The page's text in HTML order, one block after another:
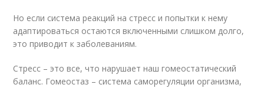
Но если система реакций на стресс и попытки к нему
адаптироваться остаются включенными слишком долго,
это приводит к заболеваниям.
Стресс – это все, что нарушает наш гомеостатический
баланс. Гомеостаз – система саморегуляции организма,